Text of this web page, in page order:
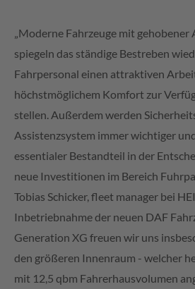
„Moderne Fahrzeuge mit
spiegeln das ständige Bestreben
Fahrpersonal einen attraktiven
höchstmöglichem Komfort zur
stellen. Außerdem werden
Assistenzsystem immer wichtiger
essentialer Bestandteil in der
neue Investitionen im Bereich
Tobias Schicker, fleet manager bei
Inbetriebnahme der neuen DAF
Generation XG freuen wir uns
den größeren Innenraum - welcher
mit 12,5 qbm Fahrerhausvolumen